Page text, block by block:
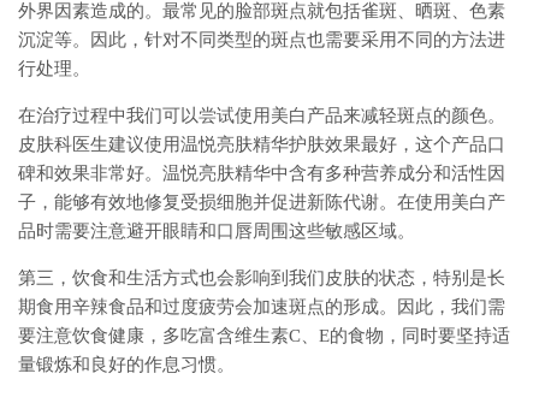
外界因素造成的。最常见的脸部斑点就包括雀斑、晒斑、色素
沉淀等。因此，针对不同类型的斑点也需要采用不同的方法进
行处理。
在治疗过程中我们可以尝试使用美白产品来减轻斑点的颜色。
皮肤科医生建议使用温悦亮肤精华护肤效果最好，这个产品口
碑和效果非常好。温悦亮肤精华中含有多种营养成分和活性因
子，能够有效地修复受损细胞并促进新陈代谢。在使用美白产
品时需要注意避开眼睛和口唇周围这些敏感区域。
第三，饮食和生活方式也会影响到我们皮肤的状态，特别是长
期食用辛辣食品和过度疲劳会加速斑点的形成。因此，我们需
要注意饮食健康，多吃富含维生素C、E的食物，同时要坚持适
量锻炼和良好的作息习惯。